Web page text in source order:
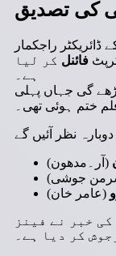
کی تصدیق
ڈائریکٹر راجکمار
فائنل کر لیا
ہے۔
گی جہاں پہلی
ختم ہوئی تھی۔
(آر۔مدھون)
جوشی)
(عامر خان)
خبر نے فینز
کر دیا ہے۔